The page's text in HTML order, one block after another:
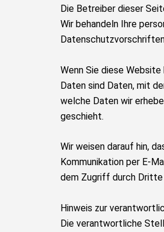
Die Betreiber dieser
Wir behandeln Ihre
Wenn Sie diese
Daten sind Daten, mit
welche Daten wir
geschieht.
Wir weisen darauf hin,
Kommunikation per E-
dem Zugriff durch
Hinweis zur
Die verantwortliche